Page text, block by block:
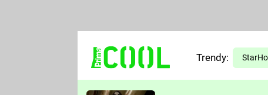
TŘESKU
PREDÁTOR
Trendy: